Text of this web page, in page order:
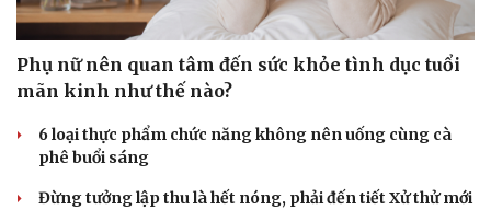
Phụ nữ nên quan tâm đến sức khỏe tình dục tuổi
mãn kinh như thế nào?
6 loại thực phẩm chức năng không nên uống cùng cà
phê buổi sáng
Đừng tưởng lập thu là hết nóng, phải đến tiết Xử thử mới